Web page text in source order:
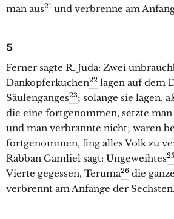
man aus21 und verbrenne am
5
Ferner sagte R. Juda: Zwei
Dankopferkuchen22 lagen auf dem
Säulenganges23; solange sie lagen,
die eine fortgenommen, setzte man
und man verbrannte nicht; waren
fortgenommen, fing alles Volk zu
Rabban Gamliel sagt: Ungeweihtes25
Vierte gegessen, Teruma26 die
verbrennt am Anfange der Sechsten.